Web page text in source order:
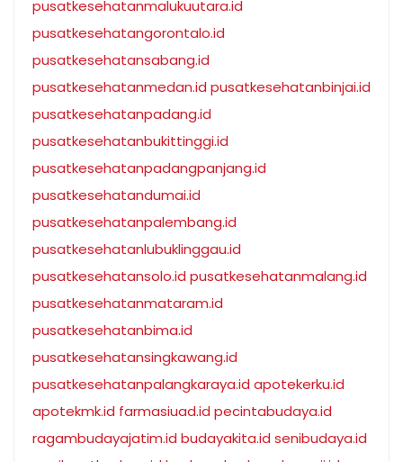
pusatkesehatanmalukuutara.id
pusatkesehatangorontalo.id
pusatkesehatansabang.id
pusatkesehatanmedan.id pusatkesehatanbinjai.id
pusatkesehatanpadang.id
pusatkesehatanbukittinggi.id
pusatkesehatanpadangpanjang.id
pusatkesehatandumai.id
pusatkesehatanpalembang.id
pusatkesehatanlubuklinggau.id
pusatkesehatansolo.id pusatkesehatanmalang.id
pusatkesehatanmataram.id
pusatkesehatanbima.id
pusatkesehatansingkawang.id
pusatkesehatanpalangkaraya.id apotekerku.id
apotekmk.id farmasiuad.id pecintabudaya.id
ragambudayajatim.id budayakita.id senibudaya.id